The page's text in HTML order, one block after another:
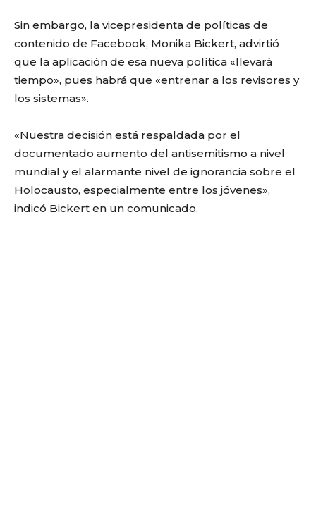
Sin embargo, la vicepresidenta de políticas de
contenido de Facebook, Monika Bickert, advirtió
que la aplicación de esa nueva política «llevará
tiempo», pues habrá que «entrenar a los revisores y
los sistemas».
«Nuestra decisión está respaldada por el
documentado aumento del antisemitismo a nivel
mundial y el alarmante nivel de ignorancia sobre el
Holocausto, especialmente entre los jóvenes»,
indicó Bickert en un comunicado.